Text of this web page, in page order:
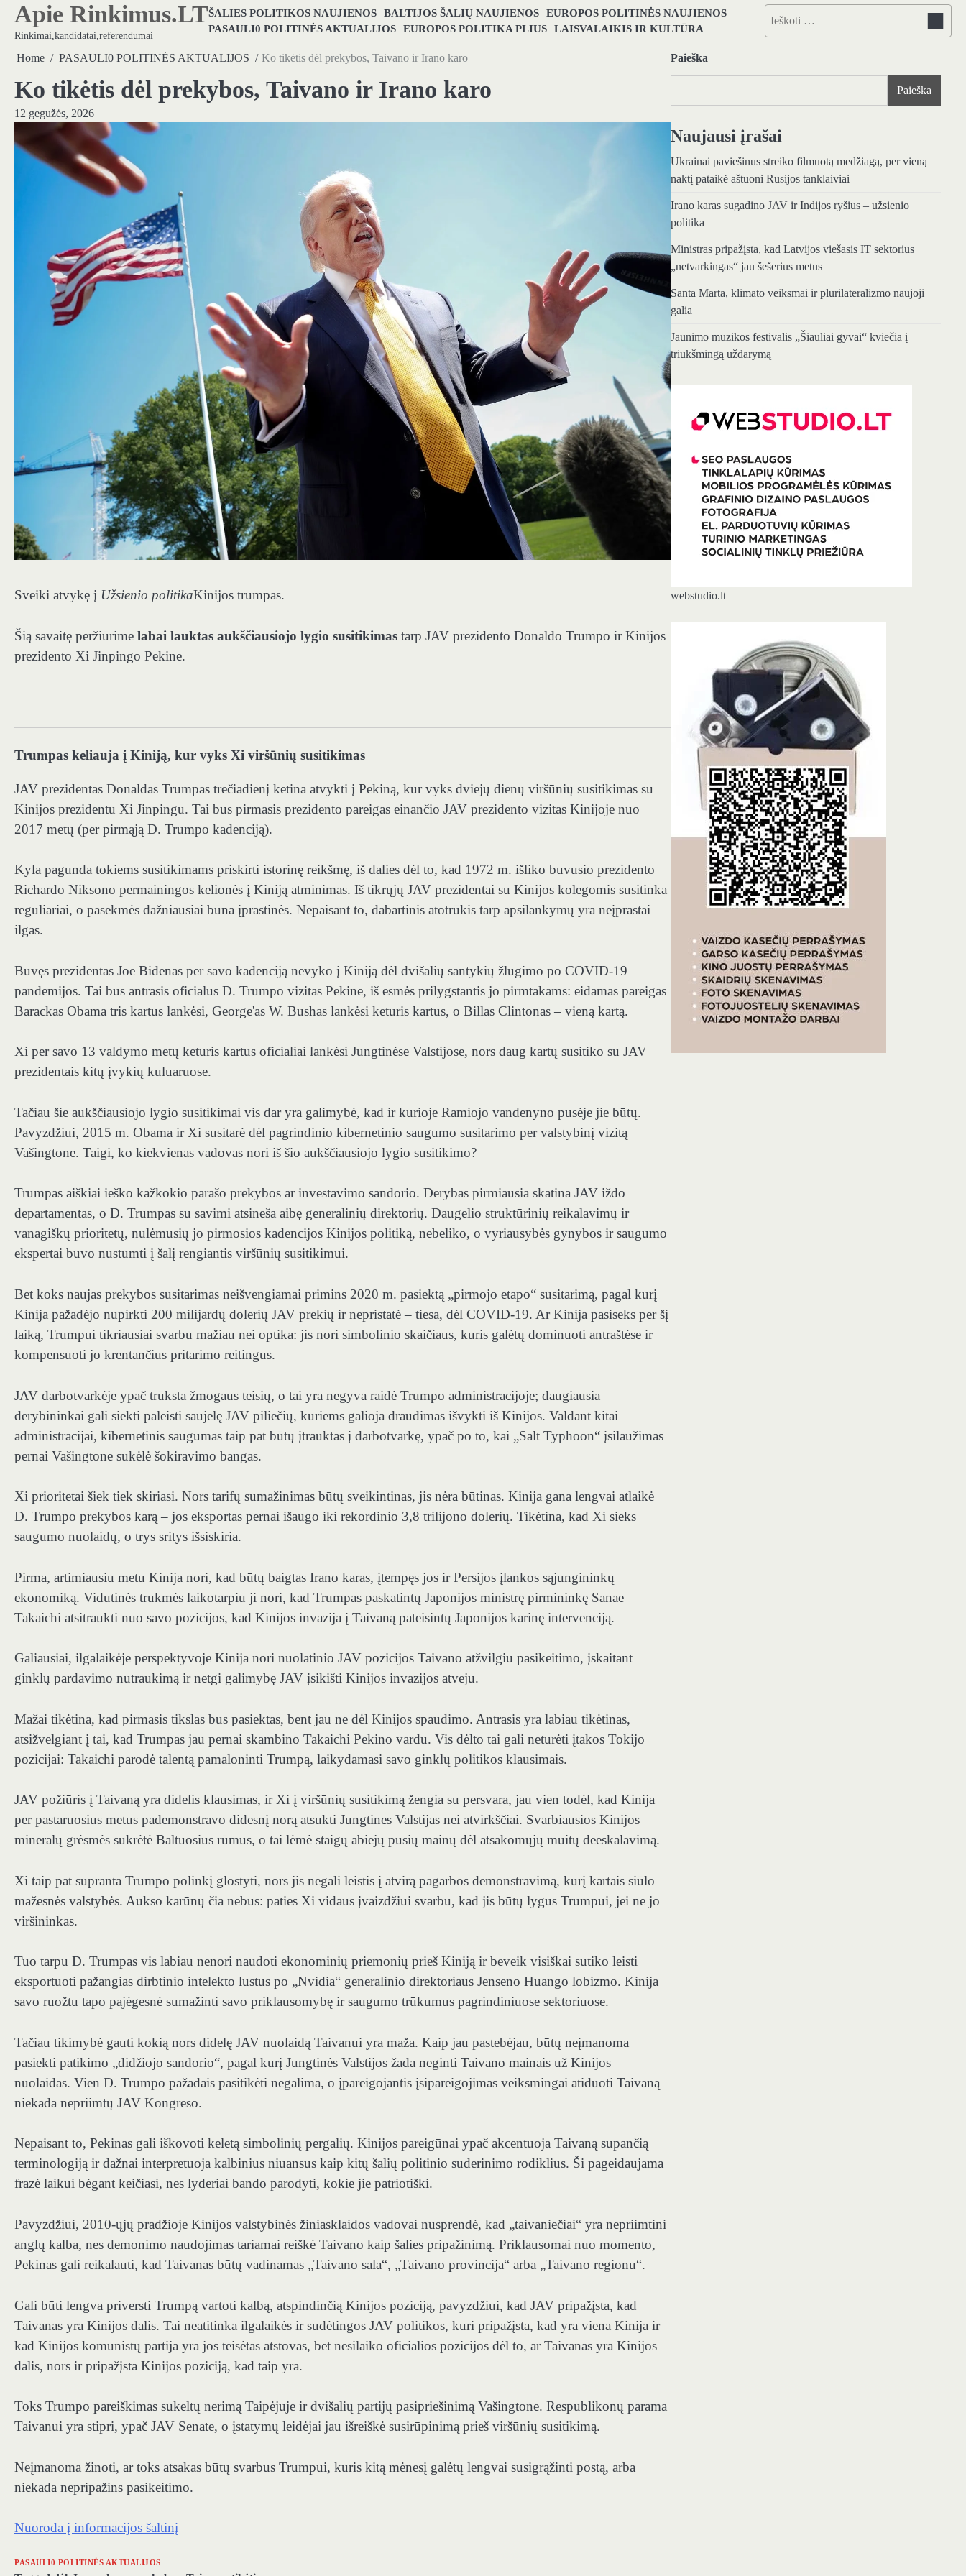
Skip
content
Apie Rinkimus.LT
Rinkimai,kandidatai,referendumai
ŠALIES POLITIKOS NAUJIENOS BALTIJOS ŠALIŲ NAUJIENOS EUROPOS POLITINĖS NAUJIENOS
PASAULI0 POLITINĖS AKTUALIJOS EUROPOS POLITIKA PLIUS LAISVALAIKIS IR KULTŪRA
Ieškoti:
Home PASAULI0 POLITINĖS AKTUALIJOS Ko tikėtis dėl prekybos, Taivano ir Irano karo
Ko tikėtis dėl prekybos, Taivano ir Irano karo
12 gegužės, 2026
Sveiki atvykę į Užsienio politikaKinijos trumpas.
Šią savaitę peržiūrime labai lauktas aukščiausiojo lygio susitikimas tarp JAV prezidento Donaldo Trumpo ir Kinijos
prezidento Xi Jinpingo Pekine.
Trumpas keliauja į Kiniją, kur vyks Xi viršūnių susitikimas
JAV prezidentas Donaldas Trumpas trečiadienį ketina atvykti į Pekiną, kur vyks dviejų dienų viršūnių susitikimas su
Kinijos prezidentu Xi Jinpingu. Tai bus pirmasis prezidento pareigas einančio JAV prezidento vizitas Kinijoje nuo
2017 metų (per pirmąją D. Trumpo kadenciją).
Kyla pagunda tokiems susitikimams priskirti istorinę reikšmę, iš dalies dėl to, kad 1972 m. išliko buvusio prezidento
Richardo Niksono permainingos kelionės į Kiniją atminimas. Iš tikrųjų JAV prezidentai su Kinijos kolegomis susitinka
reguliariai, o pasekmės dažniausiai būna įprastinės. Nepaisant to, dabartinis atotrūkis tarp apsilankymų yra neįprastai
ilgas.
Buvęs prezidentas Joe Bidenas per savo kadenciją nevyko į Kiniją dėl dvišalių santykių žlugimo po COVID-19
pandemijos. Tai bus antrasis oficialus D. Trumpo vizitas Pekine, iš esmės prilygstantis jo pirmtakams: eidamas pareigas
Barackas Obama tris kartus lankėsi, George'as W. Bushas lankėsi keturis kartus, o Billas Clintonas – vieną kartą.
Xi per savo 13 valdymo metų keturis kartus oficialiai lankėsi Jungtinėse Valstijose, nors daug kartų susitiko su JAV
prezidentais kitų įvykių kuluaruose.
Tačiau šie aukščiausiojo lygio susitikimai vis dar yra galimybė, kad ir kurioje Ramiojo vandenyno pusėje jie būtų.
Pavyzdžiui, 2015 m. Obama ir Xi susitarė dėl pagrindinio kibernetinio saugumo susitarimo per valstybinį vizitą
Vašingtone. Taigi, ko kiekvienas vadovas nori iš šio aukščiausiojo lygio susitikimo?
Trumpas aiškiai ieško kažkokio parašo prekybos ar investavimo sandorio. Derybas pirmiausia skatina JAV iždo
departamentas, o D. Trumpas su savimi atsineša aibę generalinių direktorių. Daugelio struktūrinių reikalavimų ir
vanagiškų prioritetų, nulėmusių jo pirmosios kadencijos Kinijos politiką, nebeliko, o vyriausybės gynybos ir saugumo
ekspertai buvo nustumti į šalį rengiantis viršūnių susitikimui.
Bet koks naujas prekybos susitarimas neišvengiamai primins 2020 m. pasiektą „pirmojo etapo“ susitarimą, pagal kurį
Kinija pažadėjo nupirkti 200 milijardų dolerių JAV prekių ir nepristatė – tiesa, dėl COVID-19. Ar Kinija pasiseks per šį
laiką, Trumpui tikriausiai svarbu mažiau nei optika: jis nori simbolinio skaičiaus, kuris galėtų dominuoti antraštėse ir
kompensuoti jo krentančius pritarimo reitingus.
JAV darbotvarkėje ypač trūksta žmogaus teisių, o tai yra negyva raidė Trumpo administracijoje; daugiausia
derybininkai gali siekti paleisti saujelę JAV piliečių, kuriems galioja draudimas išvykti iš Kinijos. Valdant kitai
administracijai, kibernetinis saugumas taip pat būtų įtrauktas į darbotvarkę, ypač po to, kai „Salt Typhoon“ įsilaužimas
pernai Vašingtone sukėlė šokiravimo bangas.
Xi prioritetai šiek tiek skiriasi. Nors tarifų sumažinimas būtų sveikintinas, jis nėra būtinas. Kinija gana lengvai atlaikė
D. Trumpo prekybos karą – jos eksportas pernai išaugo iki rekordinio 3,8 trilijono dolerių. Tikėtina, kad Xi sieks
saugumo nuolaidų, o trys sritys išsiskiria.
Pirma, artimiausiu metu Kinija nori, kad būtų baigtas Irano karas, įtempęs jos ir Persijos įlankos sąjungininkų
ekonomiką. Vidutinės trukmės laikotarpiu ji nori, kad Trumpas paskatintų Japonijos ministrę pirmininkę Sanae
Takaichi atsitraukti nuo savo pozicijos, kad Kinijos invazija į Taivaną pateisintų Japonijos karinę intervenciją.
Galiausiai, ilgalaikėje perspektyvoje Kinija nori nuolatinio JAV pozicijos Taivano atžvilgiu pasikeitimo, įskaitant
ginklų pardavimo nutraukimą ir netgi galimybę JAV įsikišti Kinijos invazijos atveju.
Mažai tikėtina, kad pirmasis tikslas bus pasiektas, bent jau ne dėl Kinijos spaudimo. Antrasis yra labiau tikėtinas,
atsižvelgiant į tai, kad Trumpas jau pernai skambino Takaichi Pekino vardu. Vis dėlto tai gali neturėti įtakos Tokijo
pozicijai: Takaichi parodė talentą pamaloninti Trumpą, laikydamasi savo ginklų politikos klausimais.
JAV požiūris į Taivaną yra didelis klausimas, ir Xi į viršūnių susitikimą žengia su persvara, jau vien todėl, kad Kinija
per pastaruosius metus pademonstravo didesnį norą atsukti Jungtines Valstijas nei atvirkščiai. Svarbiausios Kinijos
mineralų grėsmės sukrėtė Baltuosius rūmus, o tai lėmė staigų abiejų pusių mainų dėl atsakomųjų muitų deeskalavimą.
Xi taip pat supranta Trumpo polinkį glostyti, nors jis negali leistis į atvirą pagarbos demonstravimą, kurį kartais siūlo
mažesnės valstybės. Aukso karūnų čia nebus: paties Xi vidaus įvaizdžiui svarbu, kad jis būtų lygus Trumpui, jei ne jo
viršininkas.
Tuo tarpu D. Trumpas vis labiau nenori naudoti ekonominių priemonių prieš Kiniją ir beveik visiškai sutiko leisti
eksportuoti pažangias dirbtinio intelekto lustus po „Nvidia“ generalinio direktoriaus Jenseno Huango lobizmo. Kinija
savo ruožtu tapo pajėgesnė sumažinti savo priklausomybę ir saugumo trūkumus pagrindiniuose sektoriuose.
Tačiau tikimybė gauti kokią nors didelę JAV nuolaidą Taivanui yra maža. Kaip jau pastebėjau, būtų neįmanoma
pasiekti patikimo „didžiojo sandorio“, pagal kurį Jungtinės Valstijos žada neginti Taivano mainais už Kinijos
nuolaidas. Vien D. Trumpo pažadais pasitikėti negalima, o įpareigojantis įsipareigojimas veiksmingai atiduoti Taivaną
niekada nepriimtų JAV Kongreso.
Nepaisant to, Pekinas gali iškovoti keletą simbolinių pergalių. Kinijos pareigūnai ypač akcentuoja Taivaną supančią
terminologiją ir dažnai interpretuoja kalbinius niuansus kaip kitų šalių politinio suderinimo rodiklius. Ši pageidaujama
frazė laikui bėgant keičiasi, nes lyderiai bando parodyti, kokie jie patriotiški.
Pavyzdžiui, 2010-ųjų pradžioje Kinijos valstybinės žiniasklaidos vadovai nusprendė, kad „taivaniečiai“ yra nepriimtini
anglų kalba, nes demonimo naudojimas tariamai reiškė Taivano kaip šalies pripažinimą. Priklausomai nuo momento,
Pekinas gali reikalauti, kad Taivanas būtų vadinamas „Taivano sala“, „Taivano provincija“ arba „Taivano regionu“.
Gali būti lengva priversti Trumpą vartoti kalbą, atspindinčią Kinijos poziciją, pavyzdžiui, kad JAV pripažįsta, kad
Taivanas yra Kinijos dalis. Tai neatitinka ilgalaikės ir sudėtingos JAV politikos, kuri pripažįsta, kad yra viena Kinija ir
kad Kinijos komunistų partija yra jos teisėtas atstovas, bet nesilaiko oficialios pozicijos dėl to, ar Taivanas yra Kinijos
dalis, nors ir pripažįsta Kinijos poziciją, kad taip yra.
Toks Trumpo pareiškimas sukeltų nerimą Taipėjuje ir dvišalių partijų pasipriešinimą Vašingtone. Respublikonų parama
Taivanui yra stipri, ypač JAV Senate, o įstatymų leidėjai jau išreiškė susirūpinimą prieš viršūnių susitikimą.
Neįmanoma žinoti, ar toks atsakas būtų svarbus Trumpui, kuris kitą mėnesį galėtų lengvai susigrąžinti postą, arba
niekada nepripažins pasikeitimo.
Nuoroda į informacijos šaltinį
PASAULI0 POLITINĖS AKTUALIJOS
Paieška
Paieška
Naujausi įrašai
Ukrainai paviešinus streiko filmuotą medžiagą, per vieną
naktį pataikė aštuoni Rusijos tanklaiviai
Irano karas sugadino JAV ir Indijos ryšius – užsienio
politika
Ministras pripažįsta, kad Latvijos viešasis IT sektorius
„netvarkingas“ jau šešerius metus
Santa Marta, klimato veiksmai ir plurilateralizmo naujoji
galia
Jaunimo muzikos festivalis „Šiauliai gyvai“ kviečia į
triukšmingą uždarymą
webstudio.lt